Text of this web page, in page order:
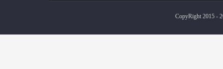
CopyRight 2015 -